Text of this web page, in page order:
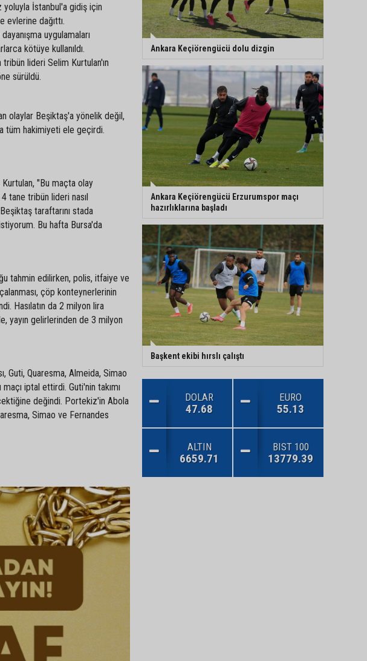
yoluyla İstanbul'a gidiş için
evlerine dağıttı.
uygulamaları
kötüye kullanıldı.
lideri Selim Kurtulan'ın
sürüldü.
olaylar Beşiktaş'a yönelik değil,
tüm hakimiyeti ele geçirdi.
"Bu maçta olay
tane tribün lideri nasıl
taraftarını stada
Bu hafta Bursa'da
tahmin edilirken, polis, itfaiye ve
çöp konteynerlerinin
Hasılatın da 2 milyon lira
yayın gelirlerinden de 3 milyon
Guti, Quaresma, Almeida, Simao
iptal ettirdi. Guti'nin takımı
değindi. Portekiz'in Abola
Simao ve Fernandes
Ankara Keçiörengücü dolu dizgin
Ankara Keçiörengücü Erzurumspor maçı
hazırlıklarına başladı
Başkent ekibi hırslı çalıştı
DOLAR
47.68
EURO
55.13
ALTIN
6659.71
BIST 100
13779.39